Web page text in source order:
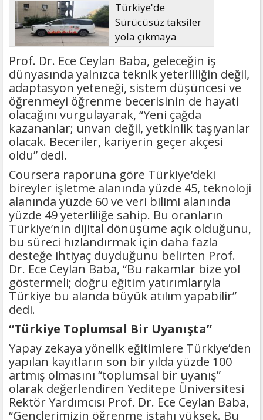
Türkiye'de
Sürücüsüz taksiler
yola çıkmaya
hazırlanıyor
Prof. Dr. Ece Ceylan Baba, geleceğin iş
dünyasında yalnızca teknik yeterliliğin değil,
adaptasyon yeteneği, sistem düşüncesi ve
öğrenmeyi öğrenme becerisinin de hayati
olacağını vurgulayarak, “Yeni çağda
kazananlar; unvan değil, yetkinlik taşıyanlar
olacak. Beceriler, kariyerin geçer akçesi
oldu” dedi.
Coursera raporuna göre Türkiye'deki
bireyler işletme alanında yüzde 45, teknoloji
alanında yüzde 60 ve veri bilimi alanında
yüzde 49 yeterliliğe sahip. Bu oranların
Türkiye’nin dijital dönüşüme açık olduğunu,
bu süreci hızlandırmak için daha fazla
desteğe ihtiyaç duyduğunu belirten Prof.
Dr. Ece Ceylan Baba, “Bu rakamlar bize yol
göstermeli; doğru eğitim yatırımlarıyla
Türkiye bu alanda büyük atılım yapabilir”
dedi.
“Türkiye Toplumsal Bir Uyanışta”
Yapay zekaya yönelik eğitimlere Türkiye’den
yapılan kayıtların son bir yılda yüzde 100
artmış olmasını “toplumsal bir uyanış”
olarak değerlendiren Yeditepe Üniversitesi
Rektör Yardımcısı Prof. Dr. Ece Ceylan Baba,
“Gençlerimizin öğrenme iştahı yüksek. Bu